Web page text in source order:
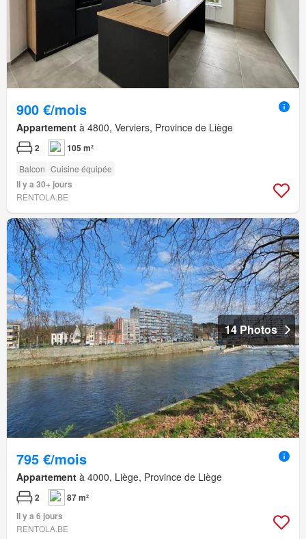
900 €/mois
Appartement à 4800, Verviers, Province de Liège
2 105 m²
Balcon Cuisine équipée
Il y a 30+ jours
RENTOLA.BE
14 Photos
795 €/mois
Appartement à 4000, Liège, Province de Liège
2
87 m²
Il y a 6 jours
RENTOLA.BE